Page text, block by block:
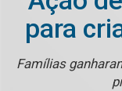
para
Famílias